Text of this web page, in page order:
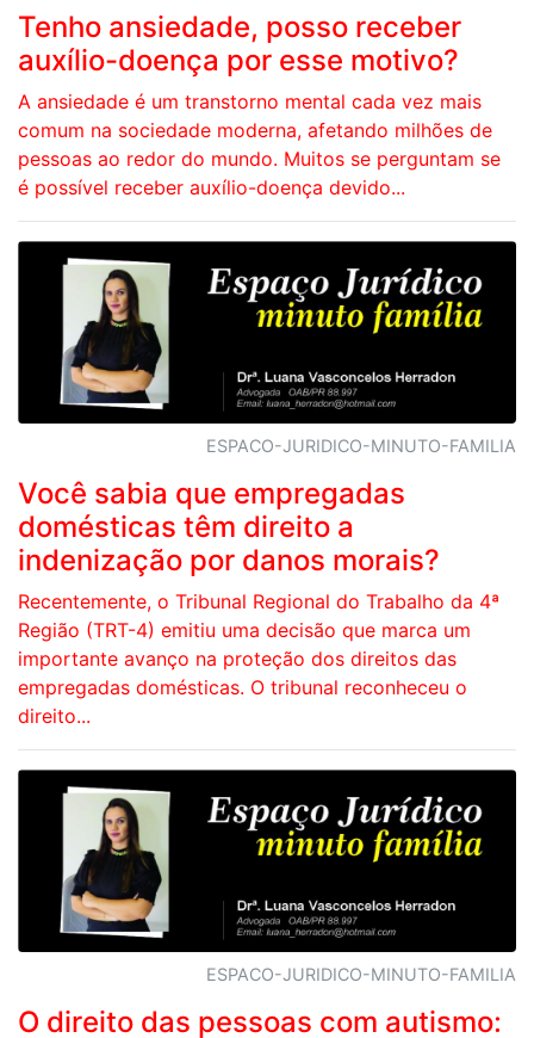
Tenho ansiedade, posso receber
auxílio-doença por esse motivo?
A ansiedade é um transtorno mental cada vez mais
comum na sociedade moderna, afetando milhões de
pessoas ao redor do mundo. Muitos se perguntam se
é possível receber auxílio-doença devido...
ESPACO-JURIDICO-MINUTO-FAMILIA
Você sabia que empregadas
domésticas têm direito a
indenização por danos morais?
Recentemente, o Tribunal Regional do Trabalho da 4ª
Região (TRT-4) emitiu uma decisão que marca um
importante avanço na proteção dos direitos das
empregadas domésticas. O tribunal reconheceu o
direito...
ESPACO-JURIDICO-MINUTO-FAMILIA
O direito das pessoas com autismo: